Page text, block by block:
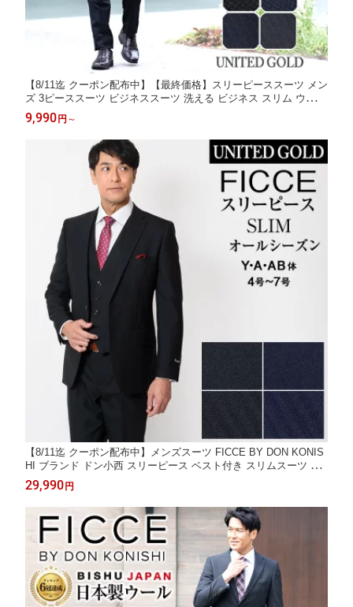
【8/11迄 クーポン配布中】【最終価格】スリーピーススーツ メン
ズ 3ピーススーツ ビジネススーツ 洗える ビジネス スリム ウォッ
シャブル 洗濯可 ジレ ベスト付き ビジネス 春 夏 秋 冬 オールシ
ーズン セレモニー 卒業式 入学式【スーツ2着でクーポン値引き
9,990 円 ～
【8/11迄 クーポン配布中】メンズスーツ FICCE BY DON KONIS
HI ブランド ドン小西 スリーピース ベスト付き スリムスーツ オ
ールシーズン 春夏秋冬対応 ビジネススーツ 入学式 卒業式 結婚式
就活 面接 出張 フォーマルスーツ
29,990 円